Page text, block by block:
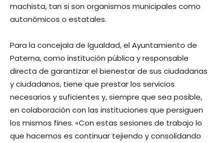
machista, tan si son organismos municipales como
autonómicos o estatales.
Para la concejala de Igualdad, el Ayuntamiento de
Paterna, como institución pública y responsable
directa de garantizar el bienestar de sus ciudadanas
y ciudadanos, tiene que prestar los servicios
necesarios y suficientes y, siempre que sea posible,
en colaboración con las instituciones que persiguen
los mismos fines. «Con estas sesiones de trabajo lo
que hacemos es continuar tejiendo y consolidando